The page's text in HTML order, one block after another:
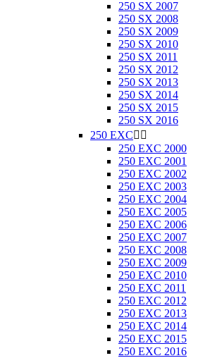
250 SX 2007
250 SX 2008
250 SX 2009
250 SX 2010
250 SX 2011
250 SX 2012
250 SX 2013
250 SX 2014
250 SX 2015
250 SX 2016
250 EXC 
250 EXC 2000
250 EXC 2001
250 EXC 2002
250 EXC 2003
250 EXC 2004
250 EXC 2005
250 EXC 2006
250 EXC 2007
250 EXC 2008
250 EXC 2009
250 EXC 2010
250 EXC 2011
250 EXC 2012
250 EXC 2013
250 EXC 2014
250 EXC 2015
250 EXC 2016